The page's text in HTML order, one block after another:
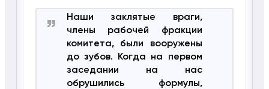
Наши заклятые враги,
члены рабочей фракции
комитета, были вооружены
до зубов. Когда на первом
заседании на нас
обрушились формулы,